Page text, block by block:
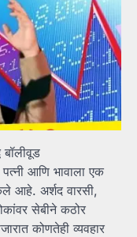
आणि भावाला एक
केले आहे. अर्शद वारसी,
सेबीने कठोर
कोणतेही व्यवहार